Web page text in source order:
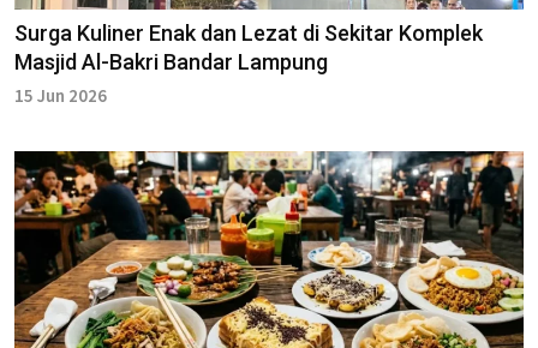
Surga Kuliner Enak dan Lezat di Sekitar Komplek
Masjid Al-Bakri Bandar Lampung
15 Jun 2026